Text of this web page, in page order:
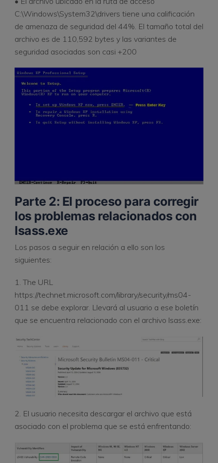
C:\Windows\System32\drivers tiene una calificación
de amenaza de seguridad del 44%. El tamaño total del
archivo es de 110,592 bytes y las variantes de
seguridad asociadas son casi +200
Parte 2: El proceso para corregir
los problemas relacionados con
lsass.exe
Los pasos a seguir en relación a ello son los
siguientes:
1. The URL
https://technet.microsoft.com/library/security/ms04-
011 se debe explorar. Llevará al usuario a ese boletín
que se encuentra relacionado con el archivo lsass.exe:
2. El usuario necesita descargar el archivo que está
asociado con el problema que se está enfrentando: